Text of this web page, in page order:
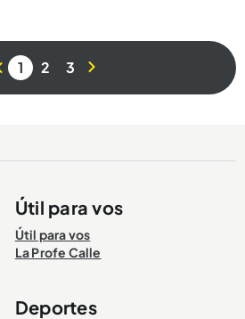
1 2 3
Útil para vos
Útil para vos
La Profe Calle
Deportes